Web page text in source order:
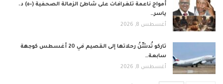
أمواج ناعمة تلغرافات على شاطئ الزمالة الصحفية (٥٠) د.
ياسر…
أغسطس 8, 2026
تاركو تُدشِّنُ رحلاتها إلى القصيم في 20 أغسطس كوجهة
سابعة…
أغسطس 8, 2026